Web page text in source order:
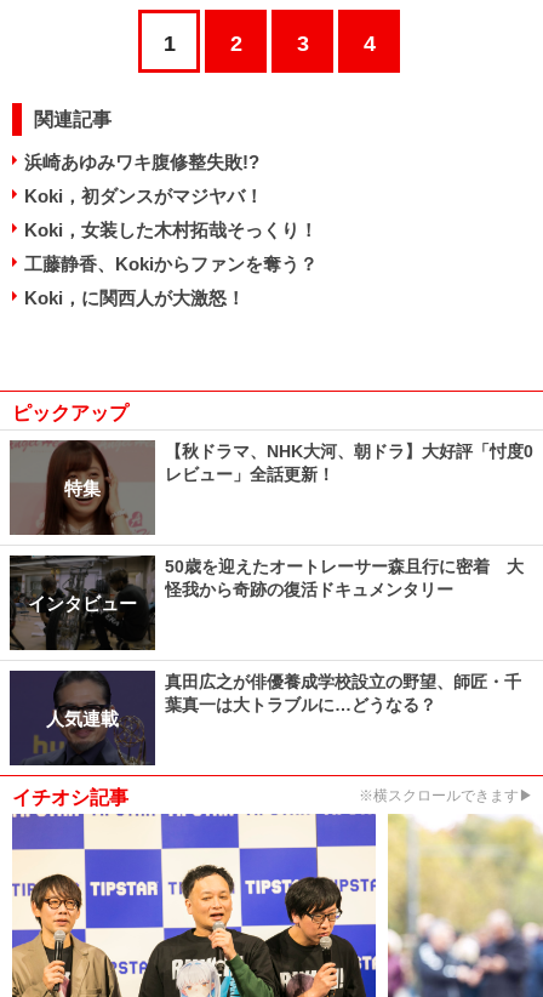
1 2 3 4
関連記事
浜崎あゆみワキ腹修整失敗!?
Koki，初ダンスがマジヤバ！
Koki，女装した木村拓哉そっくり！
工藤静香、Kokiからファンを奪う？
Koki，に関西人が大激怒！
ピックアップ
特集
【秋ドラマ、NHK大河、朝ドラ】大好評「忖度0
レビュー」全話更新！
インタビュー
50歳を迎えたオートレーサー森且行に密着 大
怪我から奇跡の復活ドキュメンタリー
人気連載
真田広之が俳優養成学校設立の野望、師匠・千
葉真一は大トラブルに…どうなる？
イチオシ記事 ※横スクロールできます▶